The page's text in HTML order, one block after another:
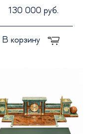
130 000 руб.
В корзину